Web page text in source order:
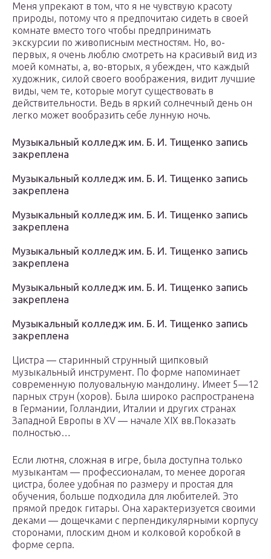
Меня упрекают в том, что я не чувствую красоту
природы, потому что я предпочитаю сидеть в своей
комнате вместо того чтобы предпринимать
экскурсии по живописным местностям. Но, во-
первых, я очень люблю смотреть на красивый вид из
моей комнаты, а, во-вторых, я убежден, что каждый
художник, силой своего воображения, видит лучшие
виды, чем те, которые могут существовать в
действительности. Ведь в яркий солнечный день он
легко может вообразить себе лунную ночь.
Музыкальный колледж им. Б. И. Тищенко запись
закреплена
Музыкальный колледж им. Б. И. Тищенко запись
закреплена
Музыкальный колледж им. Б. И. Тищенко запись
закреплена
Музыкальный колледж им. Б. И. Тищенко запись
закреплена
Музыкальный колледж им. Б. И. Тищенко запись
закреплена
Музыкальный колледж им. Б. И. Тищенко запись
закреплена
Цистра — старинный струнный щипковый
музыкальный инструмент. По форме напоминает
современную полуовальную мандолину. Имеет 5—12
парных струн (хоров). Была широко распространена
в Германии, Голландии, Италии и других странах
Западной Европы в XV — начале XIX вв.Показать
полностью…
Если лютня, сложная в игре, была доступна только
музыкантам — профессионалам, то менее дорогая
цистра, более удобная по размеру и простая для
обучения, больше подходила для любителей. Это
прямой предок гитары. Она характеризуется своими
деками — дощечками с перпендикулярными корпусу
сторонами, плоским дном и колковой коробкой в
форме серпа.